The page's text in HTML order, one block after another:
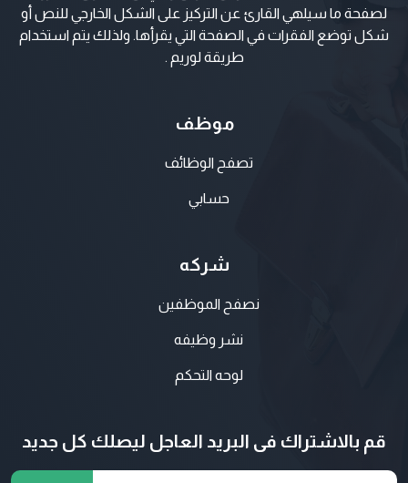
لصفحة ما سيلهي القارئ عن التركيز على الشكل الخارجي للنص أو
شكل توضع الفقرات في الصفحة التي يقرأها. ولذلك يتم استخدام
طريقة لوريم .
موظف
تصفح الوظائف
حسابي
شركه
نصفح الموظفين
نشر وظيفه
لوحه التحكم
قم بالاشتراك فى البريد العاجل ليصلك كل جديد